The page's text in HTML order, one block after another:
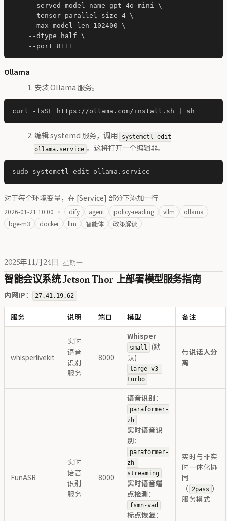
    --served-model-name gpt-4o-mini \
    --tensor-parallel-size 4 \
    --max-model-len 102400 \
    --dtype half \
Ollama
安装 Ollama 服务。
编辑 systemd 服务，调用
systemctl edit
ollama.service 。这将打开一个编辑器。
对于每个环境变量，在 [Service] 部分下添加一行
2026-01-21 10:00 · dify agent policy-reading vllm
ollama
bge-m3
docker llm 智能体 政策解读
2025年11月24日 星期一
智能会议系统 Jetson Thor 上部署模型服务指南
内网IP： 27.41.19.62
服务 说明 端口 模型 备注
whisperlivekit
实时
语音
识别
服务
8000
Whisper
small
(默
认)
large-v3-
turbo
带说话人分
离
FunASR
实时
语音
识别
服务
8000
语音识别：
paraformer-
zh
实时语音识
别：
paraformer-
zh-
streaming
实时语音端
点检测：
fsmn-vad
标点恢复：
实时与非实
时一体化协
同
（ 2pass ）
服务模式